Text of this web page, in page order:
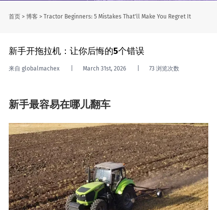
首页> 博客 > Tractor Beginners: 5 Mistakes That'll Make You Regret It
新手开拖拉机：让你后悔的5个错误
来自 globalmachex March 31st, 2026 73 浏览次数
新手最容易在哪儿翻车